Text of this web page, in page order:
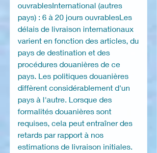
ouvrablesInternational (autres
pays) : 6 à 20 jours ouvrablesLes
délais de livraison internationaux
varient en fonction des articles, du
pays de destination et des
procédures douanières de ce
pays. Les politiques douanières
diffèrent considérablement d'un
pays à l'autre. Lorsque des
formalités douanières sont
requises, cela peut entraîner des
retards par rapport à nos
estimations de livraison initiales.